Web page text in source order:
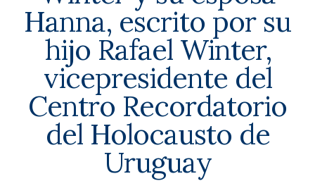
Hanna, escrito por su
hijo Rafael Winter,
vicepresidente del
Centro Recordatorio
del Holocausto de
Uruguay